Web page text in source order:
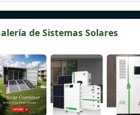
de Sistemas Solares